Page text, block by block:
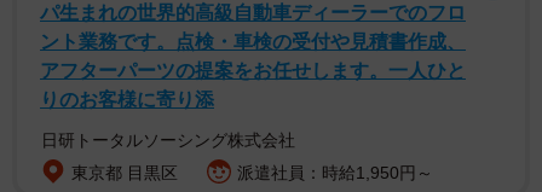
夫婦で数々のヒット曲を生み出してきた宇崎竜童さん、阿木燿子さん夫
大学生で出会ったころを合わせると、一緒に過ごした時間
は60年以上になるそうですが、結婚当初から記念日は祝わ
ないスタイルだとか。最近は毎日30分の掃除が日課になっ
パ生まれの世界的高級自動車ディーラーでのフロ
ント業務です。点検・車検の受付や見積書作成、
アフターパーツの提案をお任せします。一人ひと
りのお客様に寄り添
日研トータルソーシング株式会社
東京都 目黒区
派遣社員：時給1,950円～